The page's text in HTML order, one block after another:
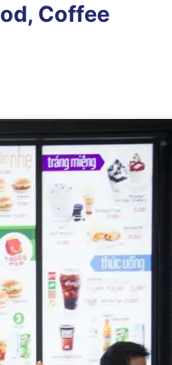
Coffee